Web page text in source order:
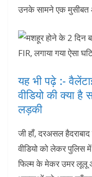
उनके सामने एक मुसीबत
यह भी पढ़े :-
वीडियो की क्‍या
लड़की
जी हाँ, दरअसल
वीडियो को लेकर पुलिस
फिल्म के मेकर उमर लूलू